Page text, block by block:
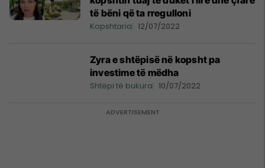
të bëni që ta rregulloni
Kopshtaria 12/07/2022
Zyra e shtëpisë në kopsht pa
investime të mëdha
Shtëpi të bukura 10/07/2022